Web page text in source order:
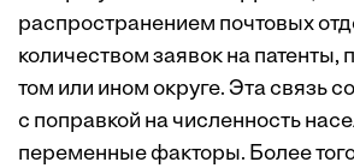
распространением почтовых
количеством заявок на патенты,
том или ином округе. Эта связь
с поправкой на численность
переменные факторы. Более